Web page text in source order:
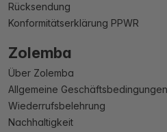
Rücksendung
Konformitätserklärung PPWR
Zolemba
Über Zolemba
Allgemeine Geschäftsbedingungen
Wiederrufsbelehrung
Nachhaltigkeit